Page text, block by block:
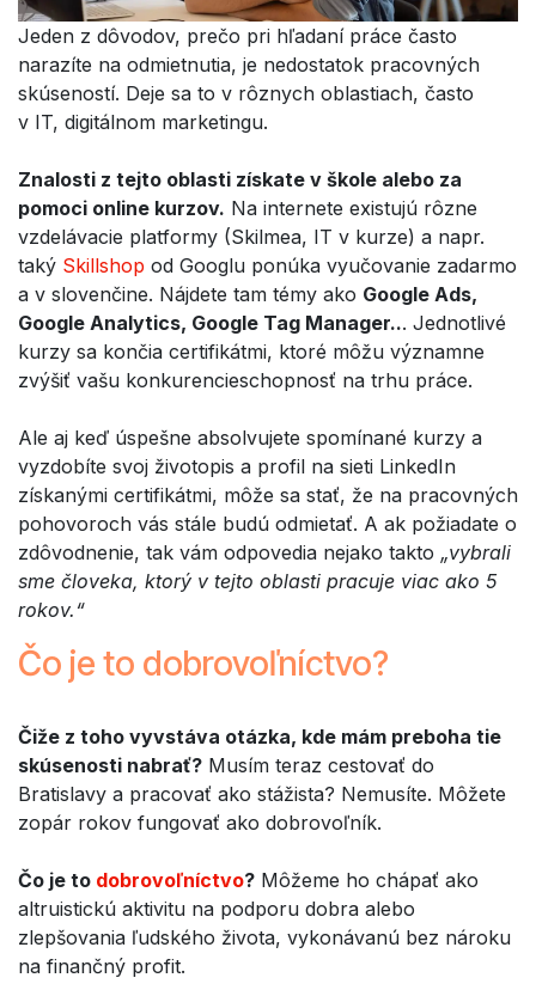
Jeden z dôvodov, prečo pri hľadaní práce často
narazíte na odmietnutia, je nedostatok pracovných
skúseností. Deje sa to v rôznych oblastiach, často
v IT, digitálnom marketingu.
Znalosti z tejto oblasti získate v škole alebo za
pomoci online kurzov. Na internete existujú rôzne
vzdelávacie platformy (Skilmea, IT v kurze) a napr.
taký Skillshop od Googlu ponúka vyučovanie zadarmo
a v slovenčine. Nájdete tam témy ako Google Ads,
Google Analytics, Google Tag Manager... Jednotlivé
kurzy sa končia certifikátmi, ktoré môžu významne
zvýšiť vašu konkurencieschopnosť na trhu práce.
Ale aj keď úspešne absolvujete spomínané kurzy a
vyzdobíte svoj životopis a profil na sieti LinkedIn
získanými certifikátmi, môže sa stať, že na pracovných
pohovoroch vás stále budú odmietať. A ak požiadate o
zdôvodnenie, tak vám odpovedia nejako takto „vybrali
sme človeka, ktorý v tejto oblasti pracuje viac ako 5
rokov.“
Čo je to dobrovoľníctvo?
Čiže z toho vyvstáva otázka, kde mám preboha tie
skúsenosti nabrať? Musím teraz cestovať do
Bratislavy a pracovať ako stážista? Nemusíte. Môžete
zopár rokov fungovať ako dobrovoľník.
Čo je to dobrovoľníctvo? Môžeme ho chápať ako
altruistickú aktivitu na podporu dobra alebo
zlepšovania ľudského života, vykonávanú bez nároku
na finančný profit.